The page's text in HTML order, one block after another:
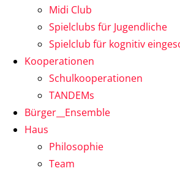
Midi Club
Spielclubs für Jugendliche
Spielclub für kognitiv
Kooperationen
Schulkooperationen
TANDEMs
Bürger__Ensemble
Haus
Philosophie
Team